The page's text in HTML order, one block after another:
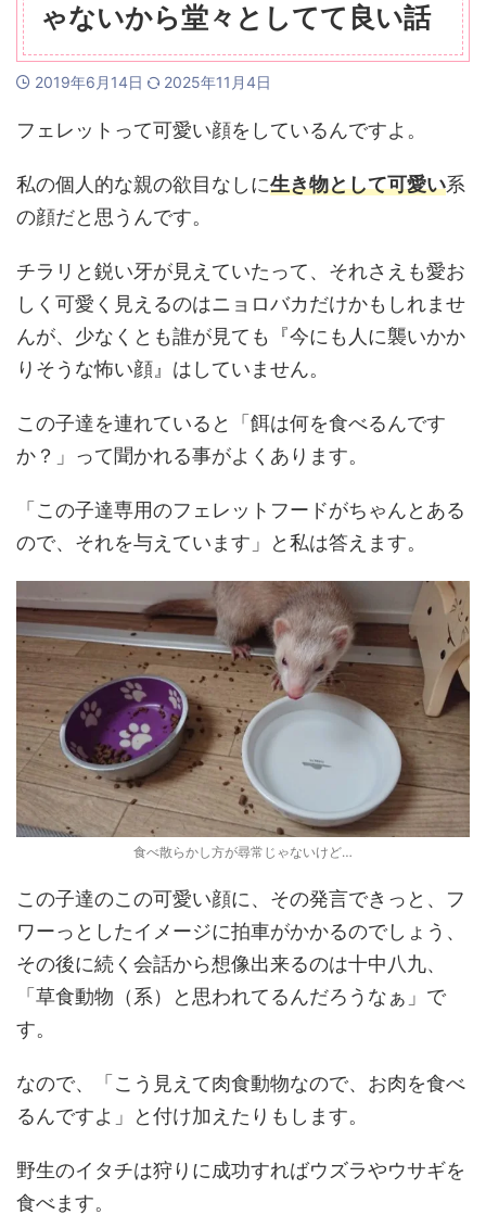
ゃないから堂々としてて良い話
2019年6月14日 2025年11月4日
フェレットって可愛い顔をしているんですよ。
私の個人的な親の欲目なしに生き物として可愛い系
の顔だと思うんです。
チラリと鋭い牙が見えていたって、それさえも愛お
しく可愛く見えるのはニョロバカだけかもしれませ
んが、少なくとも誰が見ても『今にも人に襲いかか
りそうな怖い顔』はしていません。
この子達を連れていると「餌は何を食べるんです
か？」って聞かれる事がよくあります。
「この子達専用のフェレットフードがちゃんとある
ので、それを与えています」と私は答えます。
食べ散らかし方が尋常じゃないけど…
この子達のこの可愛い顔に、その発言できっと、フ
ワーっとしたイメージに拍車がかかるのでしょう、
その後に続く会話から想像出来るのは十中八九、
「草食動物（系）と思われてるんだろうなぁ」で
す。
なので、「こう見えて肉食動物なので、お肉を食べ
るんですよ」と付け加えたりもします。
野生のイタチは狩りに成功すればウズラやウサギを
食べます。